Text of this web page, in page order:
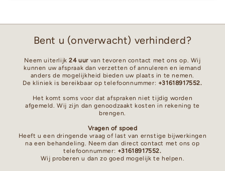
Bent u (onverwacht) verhinderd?
Neem uiterlijk24 uur van tevoren contact met ons op. Wij
kunnen uw afspraak dan verzetten of annuleren en iemand
anders de mogelijkheid bieden uw plaats in te nemen.
De kliniek is bereikbaar op telefoonnummer: +31618917552.
Het komt soms voor dat afspraken niet tijdig worden
afgemeld. Wij zijn dan genoodzaakt kosten in rekening te
brengen.
Vragen of spoed
Heeft u een dringende vraag of last van ernstige bijwerkingen
na een behandeling. Neem dan direct contact met ons op
telefoonnummer: +31618917552.
Wij proberen u dan zo goed mogelijk te helpen.